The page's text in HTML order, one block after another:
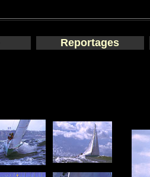
Reportages